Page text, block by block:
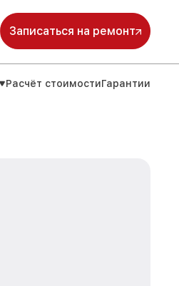
Записаться на ремонт
Расчёт стоимостиГарантии